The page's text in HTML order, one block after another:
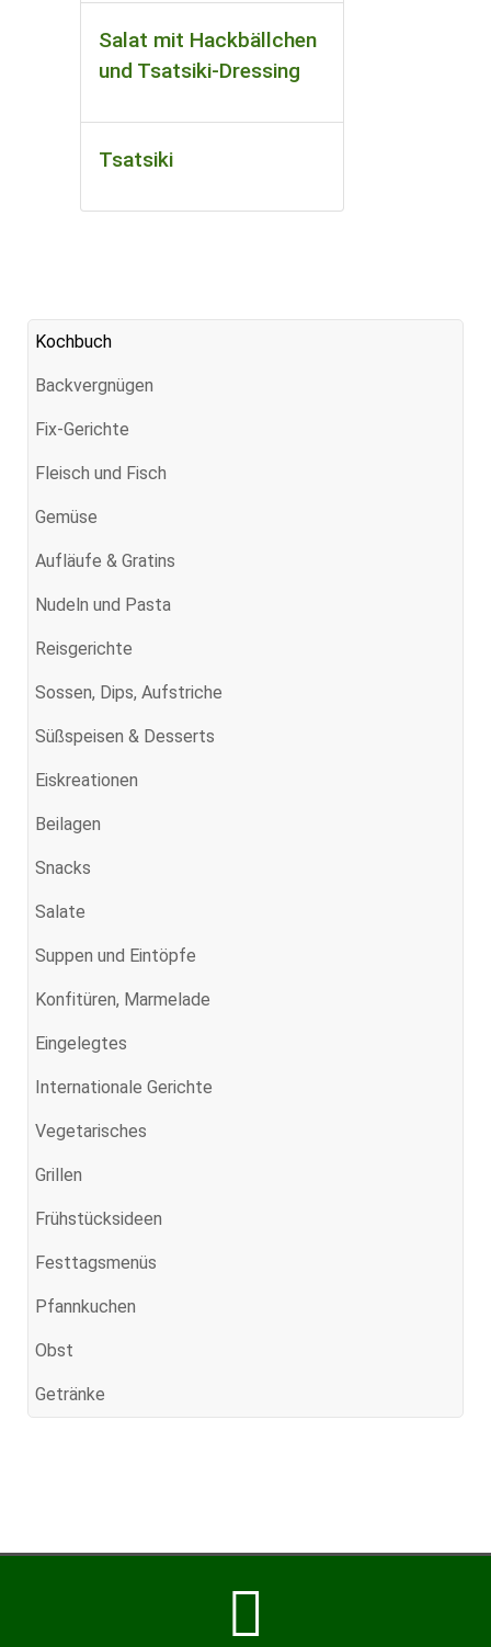
Salat mit Hackbällchen
und Tsatsiki-Dressing
Tsatsiki
Kochbuch
Backvergnügen
Fix-Gerichte
Fleisch und Fisch
Gemüse
Aufläufe & Gratins
Nudeln und Pasta
Reisgerichte
Sossen, Dips, Aufstriche
Süßspeisen & Desserts
Eiskreationen
Beilagen
Snacks
Salate
Suppen und Eintöpfe
Konfitüren, Marmelade
Eingelegtes
Internationale Gerichte
Vegetarisches
Grillen
Frühstücksideen
Festtagsmenüs
Pfannkuchen
Obst
Getränke